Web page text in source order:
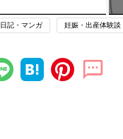
日記・マンガ 妊娠・出産体験談